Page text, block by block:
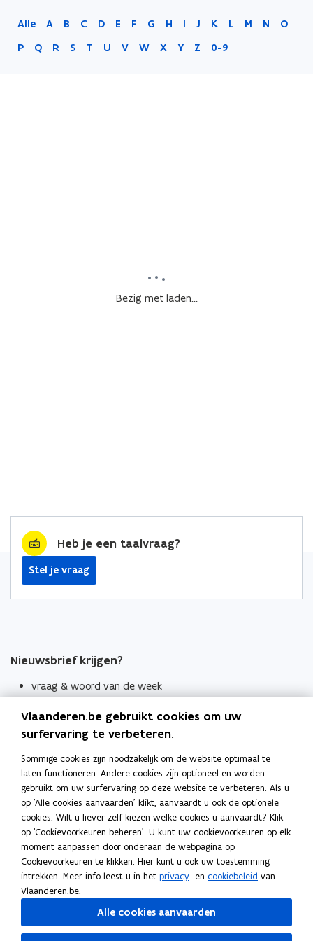
Alle A B C D E F G H I J K L M N
O
P
Q R S T U V W X Y Z 0-9
Bezig met laden...
Heb je een taalvraag?
Stel je vraag
Nieuwsbrief krijgen?
vraag & woord van de week
Schrijf je in
Thema's
Taaladviezen
Spellingregels
Tips voor duidelijke taal
Bekijk ook
Spellingtests
Boek- en webwijzer
Vlaanderen.be gebruikt cookies om uw
surfervaring te verbeteren.
Sommige cookies zijn noodzakelijk om de website optimaal te
laten functioneren. Andere cookies zijn optioneel en worden
gebruikt om uw surfervaring op deze website te verbeteren. Als u
op 'Alle cookies aanvaarden' klikt, aanvaardt u ook de optionele
cookies. Wilt u liever zelf kiezen welke cookies u aanvaardt? Klik
op 'Cookievoorkeuren beheren'. U kunt uw cookievoorkeuren op elk
moment aanpassen door onderaan de webpagina op
Cookievoorkeuren te klikken. Hier kunt u ook uw toestemming
intrekken. Meer info leest u in het privacy- en cookiebeleid van
Vlaanderen.be.
Alle cookies aanvaarden